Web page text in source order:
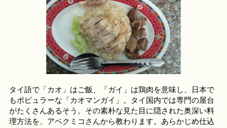
タイ語で「カオ」はご飯、「ガイ」は鶏肉を意味し、日本で
もポピュラーな「カオマンガイ」。タイ国内では専門の屋台
がたくさんあるそう。その素朴な見た目に隠された奥深い料
理方法を、アベクミコさんから教わります。あらかじめ仕込